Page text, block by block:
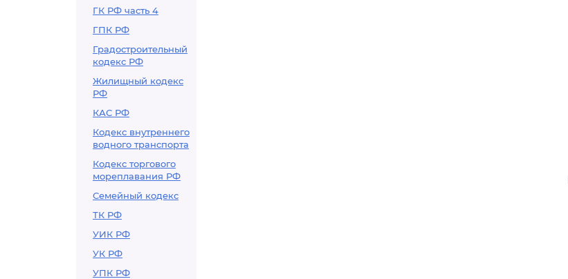
ГК РФ часть 4
ГПК РФ
Градостроительный
кодекс РФ
Жилищный кодекс
РФ
КАС РФ
Кодекс внутреннего
водного транспорта
Кодекс торгового
мореплавания РФ
Семейный кодекс
ТК РФ
УИК РФ
УК РФ
УПК РФ